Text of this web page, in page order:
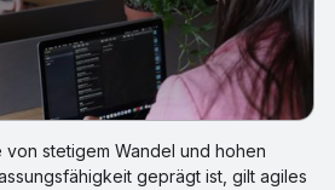
stetigem Wandel und hohen
geprägt ist, gilt agiles